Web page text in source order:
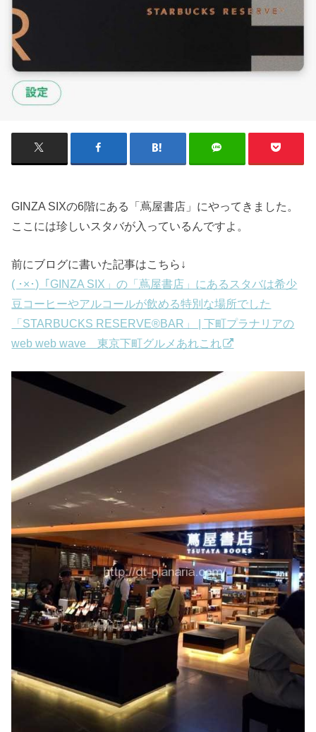
GINZA SIXの6階にある「蔦屋書店」にやってきました。
ここには珍しいスタバが入っているんですよ。
前にブログに書いた記事はこちら↓
( ･×･)「GINZA SIX」の「蔦屋書店」にあるスタバは希少
豆コーヒーやアルコールが飲める特別な場所でした
「STARBUCKS RESERVE®️BAR」 | 下町プラナリアの
web web wave 東京下町グルメあれこれ